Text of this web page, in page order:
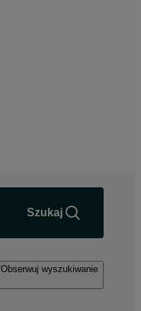
Szukaj
Obserwuj wyszukiwanie